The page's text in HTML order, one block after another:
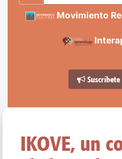
Movimiento
IKOVE, un